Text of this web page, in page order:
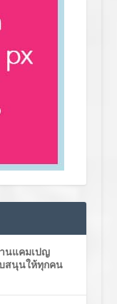
นแคมเปญ
สนุนให้ทุกคน